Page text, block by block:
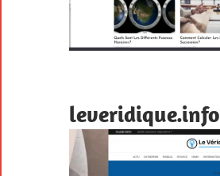
leveridique.info